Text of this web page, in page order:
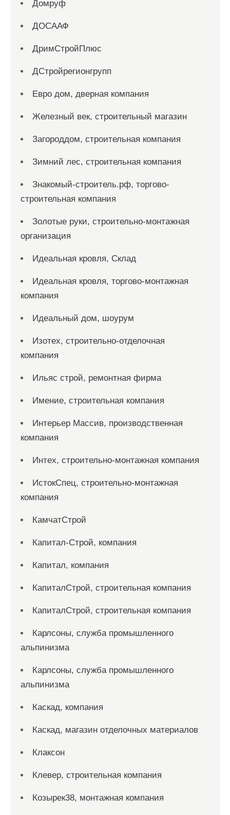
Домруф
ДОСААФ
ДримСтройПлюс
ДСтройрегионгрупп
Евро дом, дверная компания
Железный век, строительный магазин
Загороддом, строительная компания
Зимний лес, строительная компания
Знакомый-строитель.рф, торгово-
строительная компания
Золотые руки, строительно-монтажная
организация
Идеальная кровля, Склад
Идеальная кровля, торгово-монтажная
компания
Идеальный дом, шоурум
Изотех, строительно-отделочная
компания
Ильяс строй, ремонтная фирма
Имение, строительная компания
Интерьер Массив, производственная
компания
Интех, строительно-монтажная компания
ИстокСпец, строительно-монтажная
компания
КамчатСтрой
Капитал-Строй, компания
Капитал, компания
КапиталСтрой, строительная компания
КапиталСтрой, строительная компания
Карлсоны, служба промышленного
альпинизма
Карлсоны, служба промышленного
альпинизма
Каскад, компания
Каскад, магазин отделочных материалов
Клаксон
Клевер, строительная компания
Козырек38, монтажная компания